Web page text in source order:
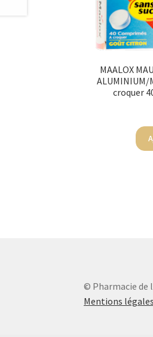
MAALOX
ALUMINIUM/
croquer
© Pharmacie de
Mentions légales